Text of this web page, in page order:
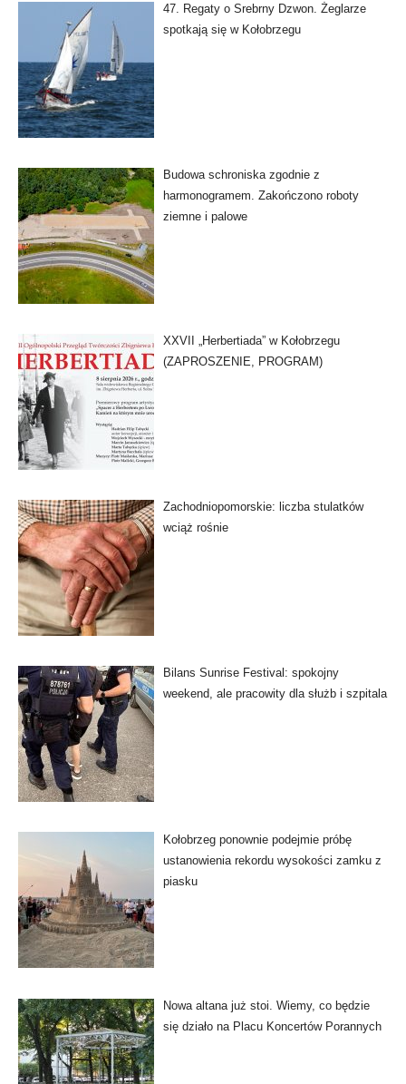
47. Regaty o Srebrny Dzwon. Żeglarze
spotkają się w Kołobrzegu
Budowa schroniska zgodnie z
harmonogramem. Zakończono roboty
ziemne i palowe
XXVII „Herbertiada” w Kołobrzegu
(ZAPROSZENIE, PROGRAM)
Zachodniopomorskie: liczba stulatków
wciąż rośnie
Bilans Sunrise Festival: spokojny
weekend, ale pracowity dla służb i szpitala
Kołobrzeg ponownie podejmie próbę
ustanowienia rekordu wysokości zamku z
piasku
Nowa altana już stoi. Wiemy, co będzie
się działo na Placu Koncertów Porannych